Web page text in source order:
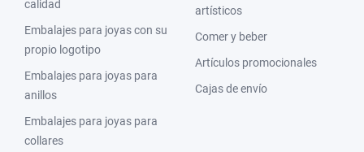
calidad
Embalajes para joyas con su
propio logotipo
Embalajes para joyas para
anillos
Embalajes para joyas para
collares
artísticos
Comer y beber
Artículos promocionales
Cajas de envío